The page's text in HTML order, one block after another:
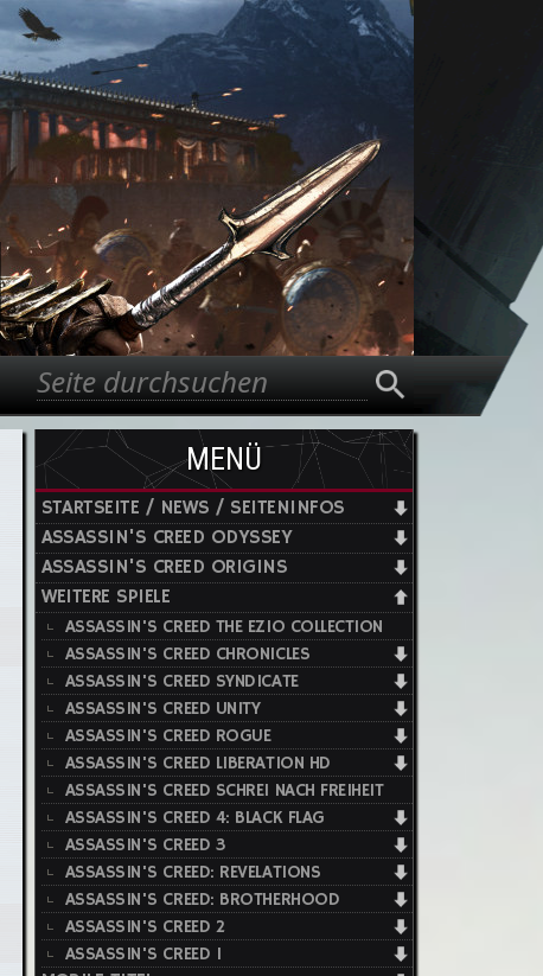
Suchformular
Suche
MENÜ
STARTSEITE / NEWS / SEITENINFOS
ASSASSIN'S CREED ODYSSEY
ASSASSIN'S CREED ORIGINS
WEITERE SPIELE
ASSASSIN'S CREED THE EZIO COLLECTION
ASSASSIN'S CREED CHRONICLES
ASSASSIN'S CREED SYNDICATE
ASSASSIN'S CREED UNITY
ASSASSIN'S CREED ROGUE
ASSASSIN'S CREED LIBERATION HD
ASSASSIN'S CREED SCHREI NACH FREIHEIT
ASSASSIN'S CREED 4: BLACK FLAG
ASSASSIN'S CREED 3
ASSASSIN'S CREED: REVELATIONS
ASSASSIN'S CREED: BROTHERHOOD
ASSASSIN'S CREED 2
ASSASSIN'S CREED 1